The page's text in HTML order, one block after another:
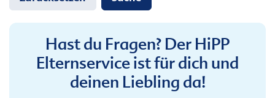
Hast du Fragen? Der HiPP
Elternservice ist für dich und
deinen Liebling da!